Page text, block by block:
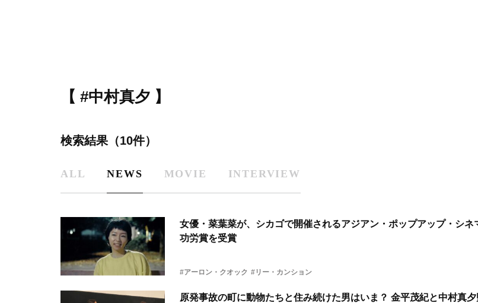
【 #中村真夕 】
検索結果（10件）
ALL NEWS MOVIE INTERVIEW
女優・菜葉菜が、シカゴで開催されるアジアン・ポップアップ・シネ
功労賞を受賞
#アーロン・クオック #リー・カンション
原発事故の町に動物たちと住み続けた男はいま？ 金平茂紀と中村真夕